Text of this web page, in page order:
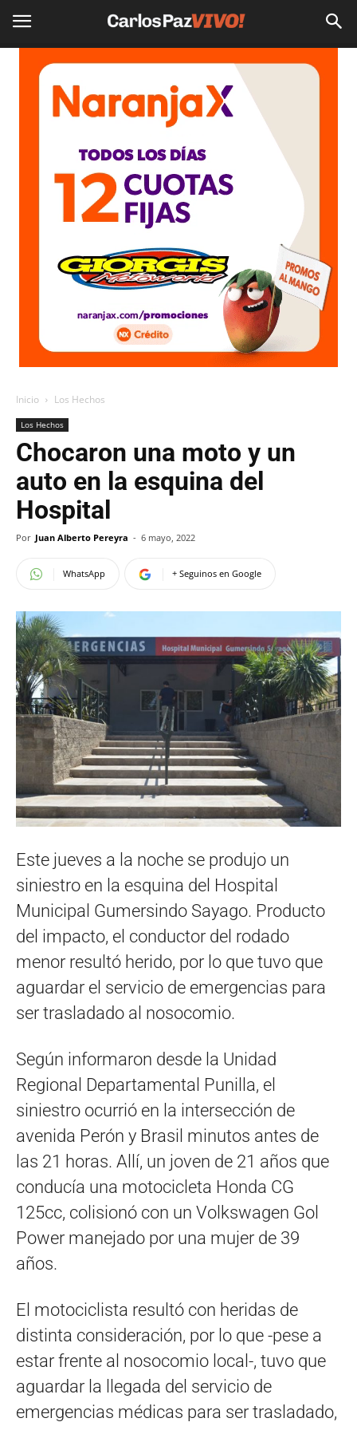
Inicio Los Hechos
Los Hechos
Chocaron una moto y un
auto en la esquina del
Hospital
Por Juan Alberto Pereyra - 6 mayo, 2022
WhatsApp + Seguinos en Google
Este jueves a la noche se produjo un
siniestro en la esquina del Hospital
Municipal Gumersindo Sayago. Producto
del impacto, el conductor del rodado
menor resultó herido, por lo que tuvo que
aguardar el servicio de emergencias para
ser trasladado al nosocomio.
Según informaron desde la Unidad
Regional Departamental Punilla, el
siniestro ocurrió en la intersección de
avenida Perón y Brasil minutos antes de
las 21 horas. Allí, un joven de 21 años que
conducía una motocicleta Honda CG
125cc, colisionó con un Volkswagen Gol
Power manejado por una mujer de 39
años.
El motociclista resultó con heridas de
distinta consideración, por lo que -pese a
estar frente al nosocomio local-, tuvo que
aguardar la llegada del servicio de
emergencias médicas para ser trasladado,